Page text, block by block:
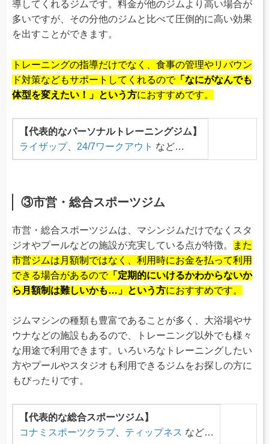
導してくれるジムです。料金が他のジムより高い場合が
多いですが、その分他のジムと比べて圧倒的に高い効果
を出すことができます。
トレーニングの指導だけでなく、食事の管理やリバウン
ド対策などもサポートしてくれるので「なにがなんでも
体型を変えたい！」という方におすすめです。
【代表的なパーソナルトレーニングジム】
ライザップ、 24/7ワークアウト など…
③市営・総合スポーツジム
市営・総合スポーツジムは、マシンジムだけでなくスタ
ジオやプールなどの施設が充実している点が特徴。
また
市営ジムは月額制ではなく、利用時にお金を払って利用
できる場合があるので「定期的にいけるかわからないか
ら月額制は難しいかも…」という方におすすめです。
ジムマシンの種類も豊富であることが多く、大浴場やサ
ウナなどの施設もあるので、トレーニング以外でも様々
な用途で利用できます。いろいろなトレーニングしたい
方やプールやスタジオも利用できるジムをお探しの方に
もぴったりです。
【代表的な総合スポーツジム】
コナミスポーツクラブ
ティップネス など…